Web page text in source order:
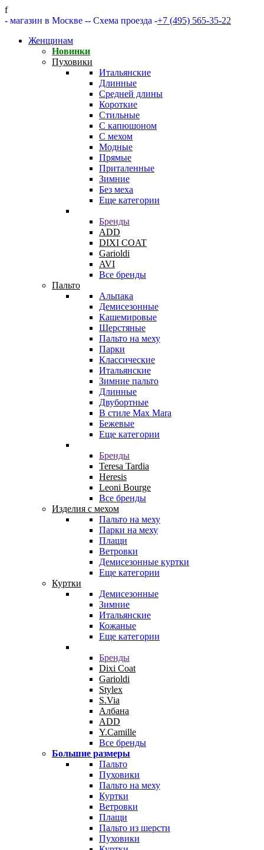
f
- магазин в Москве -- Схема проезда -+7 (495) 565-35-22
Женщинам
Новинки
Пуховики
Итальянские
Длинные
Средней длины
Короткие
Стильные
С капюшоном
С мехом
Модные
Прямые
Приталенные
Зимние
Без меха
Еще категории
Бренды
ADD
DIXI COAT
Garioldi
AVI
Все бренды
Пальто
Альпака
Демисезонные
Кашемировые
Шерстяные
Пальто на меху
Парки
Классические
Итальянские
Зимние пальто
Длинные
Двубортные
В стиле Max Mara
Бежевые
Еще категории
Бренды
Teresa Tardia
Heresis
Leoni Bourge
Все бренды
Изделия с мехом
Пальто на меху
Парки на меху
Плащи
Ветровки
Демисезонные куртки
Еще категории
Куртки
Демисезонные
Зимние
Итальянские
Кожаные
Еще категории
Бренды
Dixi Coat
Garioldi
Stylex
S.Via
Албана
ADD
Y.Camille
Все бренды
Большие размеры
Пальто
Пуховики
Пальто на меху
Куртки
Ветровки
Плащи
Пальто из шерсти
Пуховики